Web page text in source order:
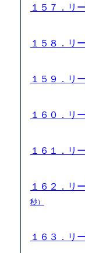
１５７．リ
１５８．リ
１５９．リ
１６０．リ
１６１．リ
１６２．リ
秒）
１６３．リ